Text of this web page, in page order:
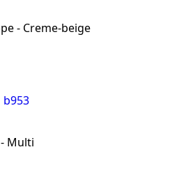
- Creme-beige
Multi